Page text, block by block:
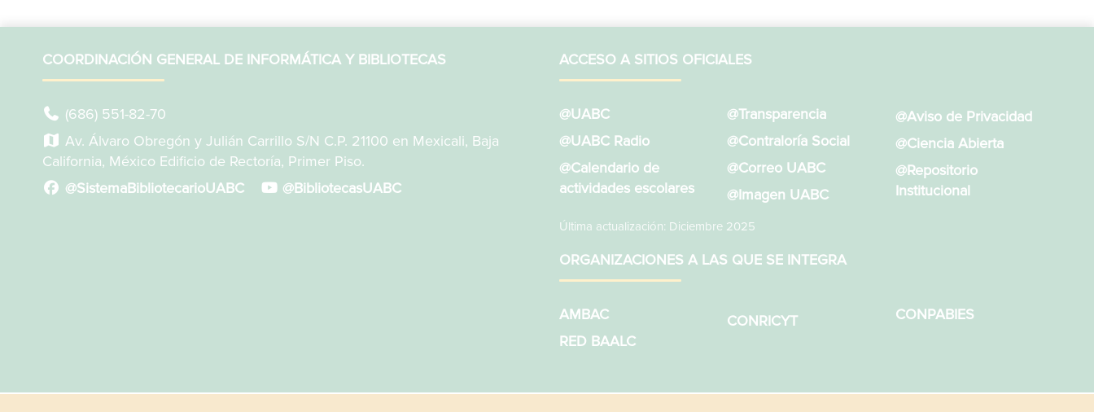
COORDINACIÓN GENERAL DE INFORMÁTICA Y BIBLIOTECAS
(686) 551-82-70
Av. Álvaro Obregón y Julián Carrillo S/N C.P. 21100 en Mexicali, Baja
California, México Edificio de Rectoría, Primer Piso.
@SistemaBibliotecarioUABC
@BibliotecasUABC
ACCESO A SITIOS OFICIALES
@UABC
@UABC Radio
@Calendario de
actividades escolares
@Transparencia
@Contraloría Social
@Correo UABC
@Imagen UABC
@Aviso de Privacidad
@Ciencia Abierta
@Repositorio
Institucional
Última actualización: Diciembre 2025
ORGANIZACIONES A LAS QUE SE INTEGRA
AMBAC
RED BAALC
CONRICYT CONPABIES